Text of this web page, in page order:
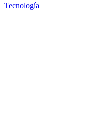
Tecnología